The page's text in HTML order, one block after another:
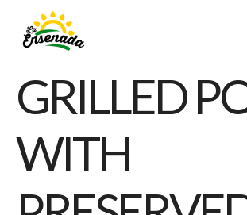
GRILLED
WITH